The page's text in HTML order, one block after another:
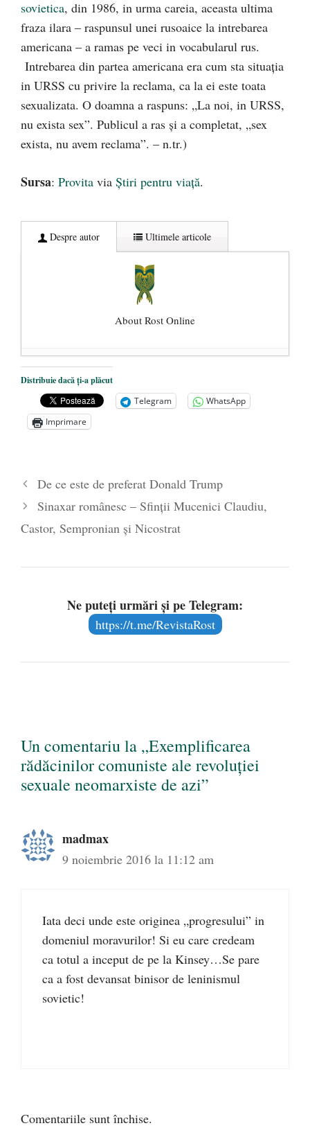
sovietica, din 1986, in urma careia, aceasta ultima
fraza ilara – raspunsul unei rusoaice la intrebarea
americana – a ramas pe veci in vocabularul rus.
Intrebarea din partea americana era cum sta situația
in URSS cu privire la reclama, ca la ei este toata
sexualizata. O doamna a raspuns: „La noi, in URSS,
nu exista sex”. Publicul a ras și a completat, „sex
exista, nu avem reclama”. – n.tr.)
Sursa: Provita via Știri pentru viață.
Despre autor Ultimele articole
About Rost Online
Dezvăluiri cutremurătoare despre
președintele Ucrainei, Volodymyr
Zelensky
- 13 mai 2026
Statul care servește Națiunea
poetului Octavian Goga, înlăturat din Iași
- 16 aprilie 2026
Distribuie dacă ți-a plăcut
Telegram
WhatsApp
Imprimare
De ce este de preferat Donald Trump
Sinaxar românesc – Sfinții Mucenici Claudiu,
Castor, Sempronian și Nicostrat
Ne puteți urmări și pe Telegram:
https://t.me/RevistaRost
Un comentariu la „Exemplificarea
rădăcinilor comuniste ale revoluției
sexuale neomarxiste de azi”
madmax
9 noiembrie 2016 la 11:12 am
Iata deci unde este originea „progresului” in
domeniul moravurilor! Si eu care credeam
ca totul a inceput de pe la Kinsey…Se pare
ca a fost devansat binisor de leninismul
sovietic!
Comentariile sunt închise.